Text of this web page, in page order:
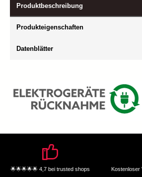
Produktbeschreibung
Produkteigenschaften
Datenblätter
🌟🌟🌟🌟🌟 4,7 bei trusted shops Kostenloser